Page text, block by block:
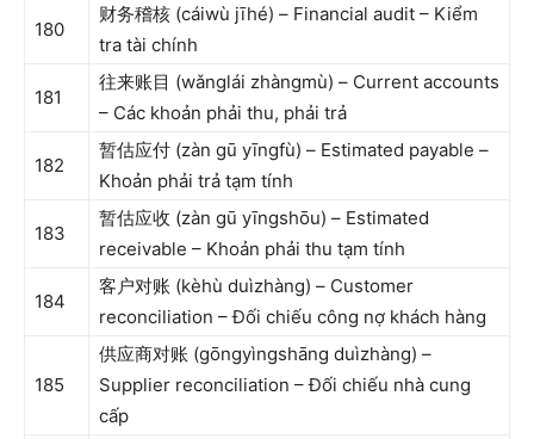
180
财务稽核 (cáiwù jīhé) – Financial audit – Kiểm
tra tài chính
181
往来账目 (wǎnglái zhàngmù) – Current accounts
– Các khoản phải thu, phải trả
182
暂估应付 (zàn gū yīngfù) – Estimated payable –
Khoản phải trả tạm tính
183
暂估应收 (zàn gū yīngshōu) – Estimated
receivable – Khoản phải thu tạm tính
184
客户对账 (kèhù duìzhàng) – Customer
reconciliation – Đối chiếu công nợ khách hàng
185
供应商对账 (gōngyìngshāng duìzhàng) –
Supplier reconciliation – Đối chiếu nhà cung
cấp